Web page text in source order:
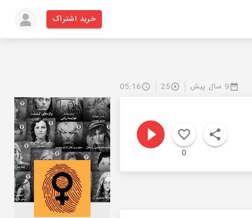
خرید اشتراک
9 سال پیش 25
05:16
0